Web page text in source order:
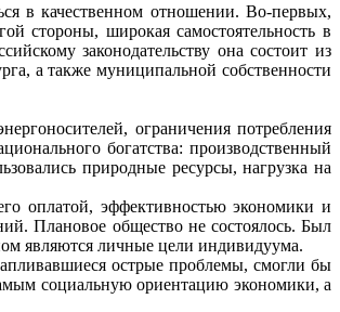
в качественном отношении. Во-первых,
стороны, широкая самостоятельность в
законодательству она состоит из
а также муниципальной собственности
ограничения потребления
богатства: производственный
природные ресурсы, нагрузка на
оплатой, эффективностью экономики и
Плановое общество не состоялось. Был
являются личные цели индивидуума.
острые проблемы, смогли бы
социальную ориентацию экономики, а